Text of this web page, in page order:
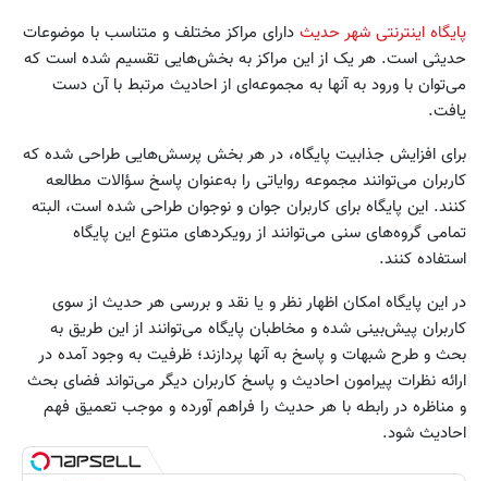
پایگاه اینترنتی شهر حدیث دارای مراکز مختلف و متناسب با موضوعات
حدیثی است. هر یک از این مراکز به بخش‌هایی تقسیم شده است که
می‌توان با ورود به آنها به مجموعه‌ای از احادیث مرتبط با آن دست
یافت.
برای افزایش جذابیت پایگاه، در هر بخش پرسش‌هایی طراحی شده که
کاربران می‌توانند مجموعه روایاتی را به‌عنوان پاسخ سؤالات مطالعه
کنند. این پایگاه برای کاربران جوان و نوجوان طراحی شده است، البته
تمامی گروه‌های سنی می‌توانند از رویکردهای متنوع این پایگاه
استفاده کنند.
در این پایگاه امکان اظهار نظر و یا نقد و بررسی هر حدیث از سوی
کاربران پیش‌بینی شده و مخاطبان پایگاه می‌توانند از این طریق به
بحث و طرح شبهات و پاسخ به آنها پردازند؛ ظرفیت به وجود آمده در
ارائه نظرات پیرامون احادیث و پاسخ کاربران دیگر می‌تواند فضای بحث
و مناظره در رابطه با هر حدیث را فراهم آورده و موجب تعمیق فهم
احادیث شود.